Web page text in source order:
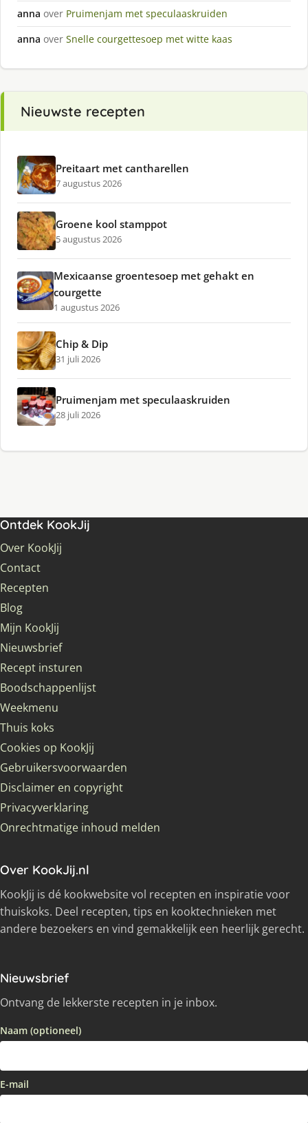
anna over Pruimenjam met speculaaskruiden
anna over Snelle courgettesoep met witte kaas
Nieuwste recepten
Preitaart met cantharellen
7 augustus 2026
Groene kool stamppot
5 augustus 2026
Mexicaanse groentesoep met gehakt en
courgette
1 augustus 2026
Chip & Dip
31 juli 2026
Pruimenjam met speculaaskruiden
28 juli 2026
Ontdek KookJij
Over KookJij
Contact
Recepten
Blog
Mijn KookJij
Nieuwsbrief
Recept insturen
Boodschappenlijst
Weekmenu
Thuis koks
Cookies op KookJij
Gebruikersvoorwaarden
Disclaimer en copyright
Privacyverklaring
Onrechtmatige inhoud melden
Over KookJij.nl
KookJij is dé kookwebsite vol recepten en inspiratie voor
thuiskoks. Deel recepten, tips en kooktechnieken met
andere bezoekers en vind gemakkelijk een heerlijk gerecht.
Nieuwsbrief
Ontvang de lekkerste recepten in je inbox.
Naam (optioneel)
E-mail